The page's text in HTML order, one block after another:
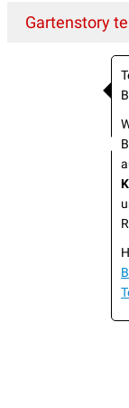
Gartenstory